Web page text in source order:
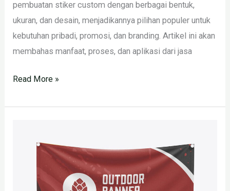
pembuatan stiker custom dengan berbagai bentuk,
ukuran, dan desain, menjadikannya pilihan populer untuk
kebutuhan pribadi, promosi, dan branding. Artikel ini akan
membahas manfaat, proses, dan aplikasi dari jasa
Read More »
CETAK